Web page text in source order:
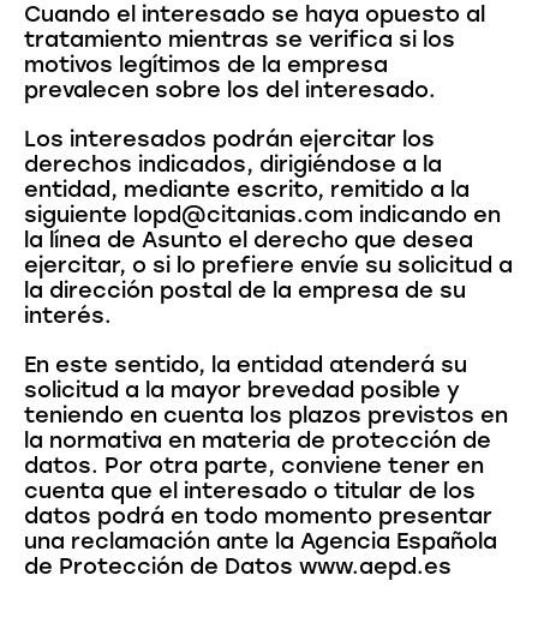
Cuando el interesado se haya opuesto al
tratamiento mientras se verifica si los
motivos legítimos de la empresa
prevalecen sobre los del interesado.
Los interesados podrán ejercitar los
derechos indicados, dirigiéndose a la
entidad, mediante escrito, remitido a la
siguiente lopd@citanias.com indicando en
la línea de Asunto el derecho que desea
ejercitar, o si lo prefiere envíe su solicitud a
la dirección postal de la empresa de su
interés.
En este sentido, la entidad atenderá su
solicitud a la mayor brevedad posible y
teniendo en cuenta los plazos previstos en
la normativa en materia de protección de
datos. Por otra parte, conviene tener en
cuenta que el interesado o titular de los
datos podrá en todo momento presentar
una reclamación ante la Agencia Española
de Protección de Datos www.aepd.es